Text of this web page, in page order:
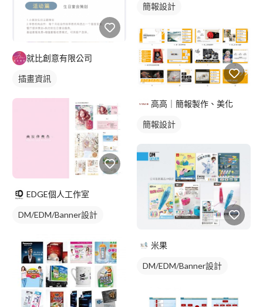
就比創意有限公司
插畫資訊
EDGE個人工作室
DM/EDM/Banner設計
簡報設計
高高｜簡報製作、美化
簡報設計
米果
DM/EDM/Banner設計